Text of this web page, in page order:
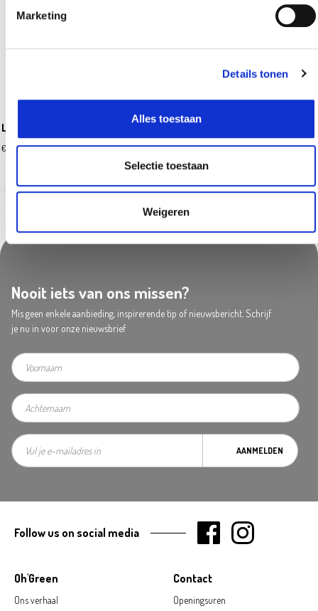
Marketing
Details tonen
Alles toestaan
Selectie toestaan
Weigeren
La tordera prosecco spumante brut 75 cl
€ 14,99
Nooit iets van ons missen?
Mis geen enkele aanbieding, inspirerende tip of nieuwsbericht. Schrijf
je nu in voor onze nieuwsbrief
AANMELDEN
Oh'Green
Ons verhaal
Contact
Openingsuren
Follow us on social media